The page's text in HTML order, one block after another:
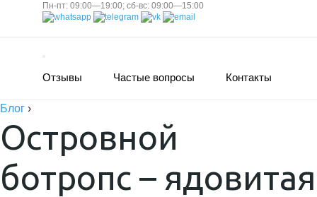
Пн-пт: 09:00—19:00; сб-вс: 09:00—15:00
Отзывы Частые вопросы Контакты
Блог ›
Островной
ботропс – ядовитая